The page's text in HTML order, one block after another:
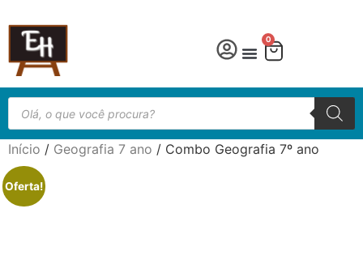
0
Início / Geografia 7 ano / Combo Geografia 7º ano
Oferta!